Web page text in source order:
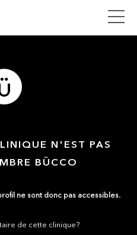
N'EST PAS
BÜCCO
ne sont donc pas accessibles.
de cette clinique?